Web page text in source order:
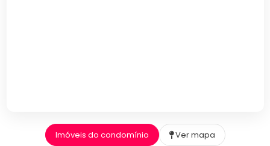
Imóveis do condomínio
Ver mapa